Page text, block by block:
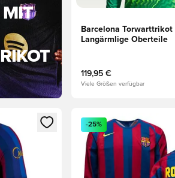
MIT
Barcelona
Langärmlige Oberteile
119,95 €
Viele Größen verfügbar
Anmelden oder Registrieren als
Öffnet ein neues
-25%